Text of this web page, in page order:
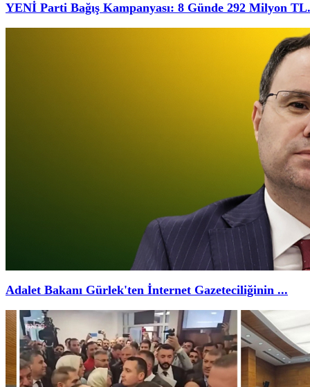
YENİ Parti Bağış Kampanyası: 8 Günde 292 Milyon
Adalet Bakanı Gürlek'ten İnternet Gazeteciliğinin ...